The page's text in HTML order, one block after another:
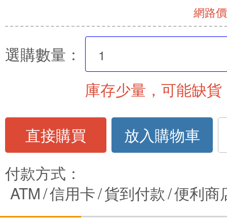
網路
選購數量：
庫存少量，可能缺貨
直接購買
放入購物車
付款方式：
ATM/信用卡/貨到付款/便利商